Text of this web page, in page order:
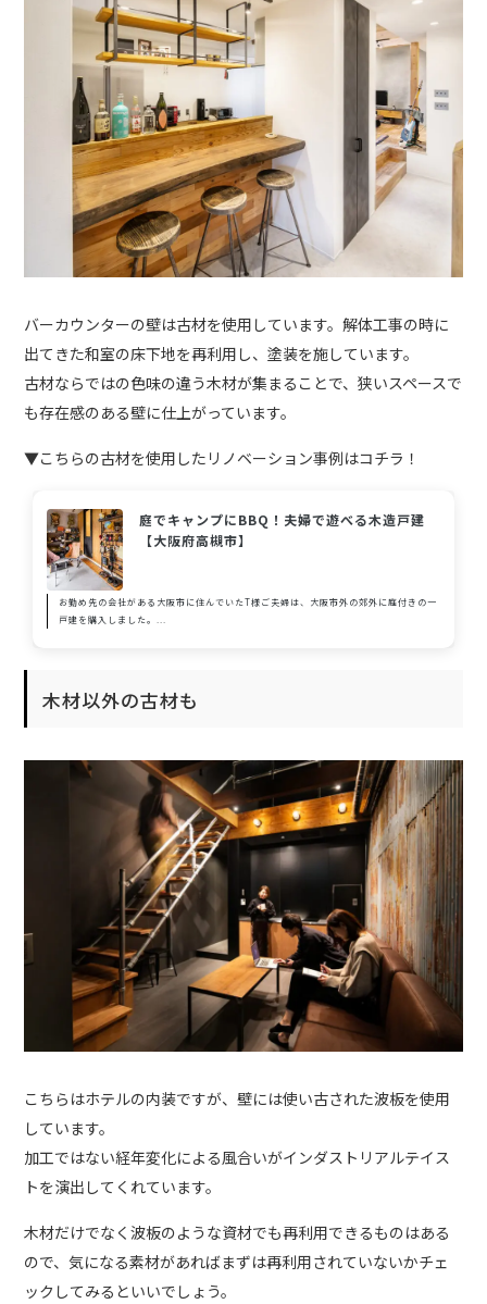
バーカウンターの壁は古材を使用しています。解体工事の時に
出てきた和室の床下地を再利用し、塗装を施しています。
古材ならではの色味の違う木材が集まることで、狭いスペースで
も存在感のある壁に仕上がっています。
▼こちらの古材を使用したリノベーション事例はコチラ！
庭でキャンプにBBQ！夫婦で遊べる木造戸建
【大阪府高槻市】
お勤め先の会社がある大阪市に住んでいたT様ご夫婦は、大阪市外の郊外に庭付きの一
戸建を購入しました。...
木材以外の古材も
こちらはホテルの内装ですが、壁には使い古された波板を使用
しています。
加工ではない経年変化による風合いがインダストリアルテイス
トを演出してくれています。
木材だけでなく波板のような資材でも再利用できるものはある
ので、気になる素材があればまずは再利用されていないかチェ
ックしてみるといいでしょう。